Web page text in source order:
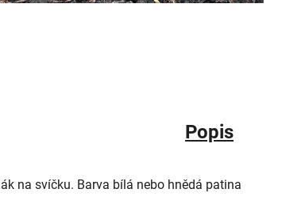
Popis
na svíčku. Barva bílá nebo hnědá patina